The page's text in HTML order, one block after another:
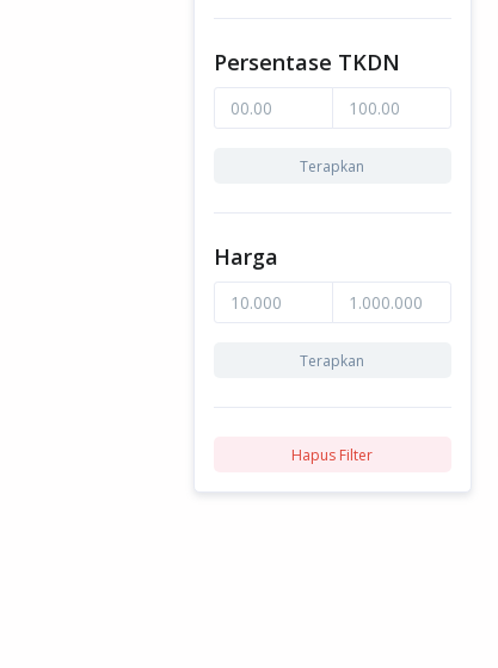
Persentase TKDN
Terapkan
Harga
Terapkan
Hapus Filter